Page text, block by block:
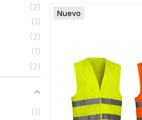
Nuevo
2
1
2
1
2
1